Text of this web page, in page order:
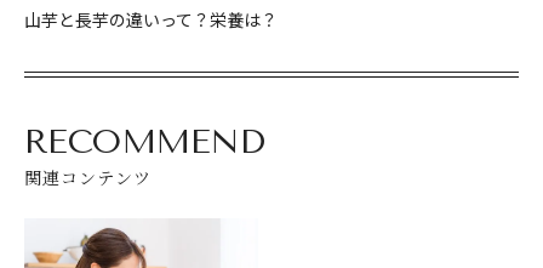
山芋と長芋の違いって？栄養は？
RECOMMEND
関連コンテンツ